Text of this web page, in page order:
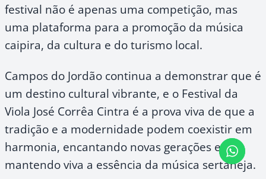
festival não é apenas uma competição, mas
uma plataforma para a promoção da música
caipira, da cultura e do turismo local.
Campos do Jordão continua a demonstrar que é
um destino cultural vibrante, e o Festival da
Viola José Corrêa Cintra é a prova viva de que a
tradição e a modernidade podem coexistir em
harmonia, encantando novas gerações e
mantendo viva a essência da música sertaneja.